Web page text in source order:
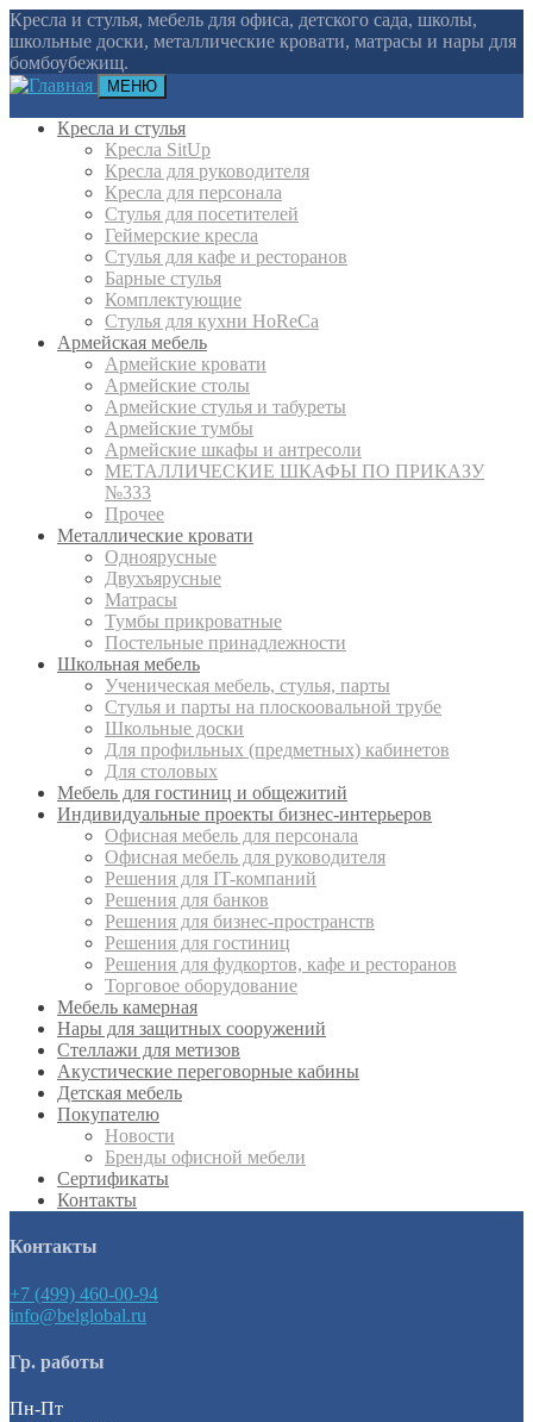
Кресла и стулья, мебель для офиса, детского сада, школы,
школьные доски, металлические кровати, матрасы и нары для
бомбоубежищ.
МЕНЮ
Кресла и стулья
Кресла SitUp
Кресла для руководителя
Кресла для персонала
Стулья для посетителей
Геймерские кресла
Cтулья для кафе и ресторанов
Барные стулья
Комплектующие
Стулья для кухни HoReCa
Армейская мебель
Армейские кровати
Армейские столы
Армейские стулья и табуреты
Армейские тумбы
Армейские шкафы и антресоли
МЕТАЛЛИЧЕСКИЕ ШКАФЫ ПО ПРИКАЗУ
№333
Прочее
Металлические кровати
Одноярусные
Двухъярусные
Матрасы
Тумбы прикроватные
Постельные принадлежности
Школьная мебель
Ученическая мебель, стулья, парты
Стулья и парты на плоскоовальной трубе
Школьные доски
Для профильных (предметных) кабинетов
Для столовых
Мебель для гостиниц и общежитий
Индивидуальные проекты бизнес-интерьеров
Офисная мебель для персонала
Офисная мебель для руководителя
Решения для IT-компаний
Решения для банков
Решения для бизнес-пространств
Решения для гостиниц
Решения для фудкортов, кафе и ресторанов
Торговое оборудование
Мебель камерная
Нары для защитных сооружений
Стеллажи для метизов
Акустические переговорные кабины
Детская мебель
Покупателю
Новости
Бренды офисной мебели
Сертификаты
Контакты
Контакты
+7 (499) 460-00-94
info@belglobal.ru
Гр. работы
Пн-Пт